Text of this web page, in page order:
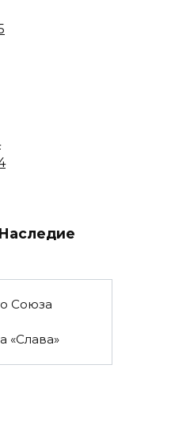
Союза
«Слава»